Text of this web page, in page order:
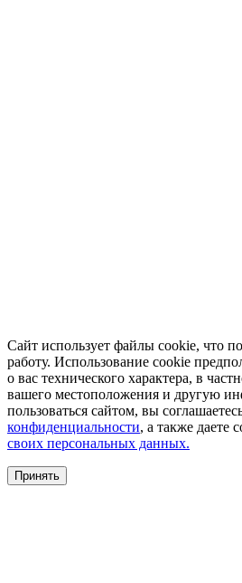
Сайт использует файлы cookie, что
работу. Использование cookie
о вас технического характера, в
вашего местоположения и другую
пользоваться сайтом, вы
конфиденциальности, а также даете
своих персональных данных.
Принять